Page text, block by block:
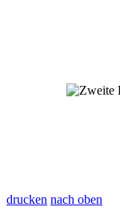
drucken nach oben